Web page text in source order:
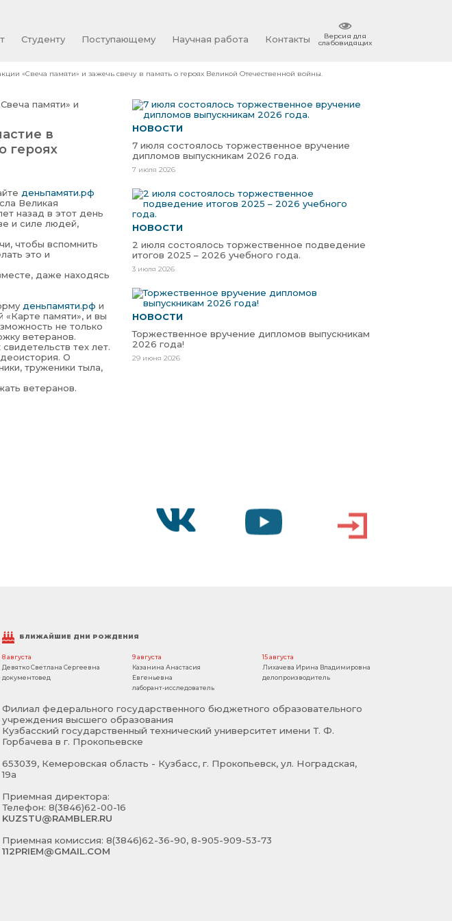
Студенту Поступающему Научная работа Контакты Версия для
слабовидящих
«Свеча памяти» и зажечь свечу в память о героях Великой Отечественной войны.
в
героях
деньпамяти.рф
Великая
назад в этот день
и силе людей,
чтобы вспомнить
это и
даже находясь
деньпамяти.рф и
«Карте памяти», и вы
не только
ветеранов.
тех лет.
О
труженики тыла,
ветеранов.
НОВОСТИ
7 июля состоялось торжественное вручение
дипломов выпускникам 2026 года.
7 июля 2026
НОВОСТИ
2 июля состоялось торжественное подведение
итогов 2025 – 2026 учебного года.
3 июля 2026
НОВОСТИ
Торжественное вручение дипломов выпускникам
2026 года!
29 июня 2026
БЛИЖАЙШИЕ ДНИ РОЖДЕНИЯ
8 августа
Девятко Светлана Сергеевна
документовед
9 августа
Казанина Анастасия
Евгеньевна
лаборант-исследователь
15 августа
Лихачева Ирина Владимировна
делопроизводитель
Филиал федерального государственного бюджетного образовательного
учреждения высшего образования
Кузбасский государственный технический университет имени Т. Ф.
Горбачева в г. Прокопьевске
653039, Кемеровская область - Кузбасс, г. Прокопьевск, ул. Ноградская,
19а
Приемная директора:
Телефон: 8(3846)62-00-16
KUZSTU@RAMBLER.RU
Приемная комиссия: 8(3846)62-36-90, 8-905-909-53-73
112PRIEM@GMAIL.COM